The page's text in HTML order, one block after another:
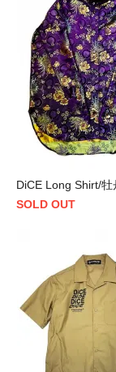
DiCE Long Shirt/牡
SOLD OUT